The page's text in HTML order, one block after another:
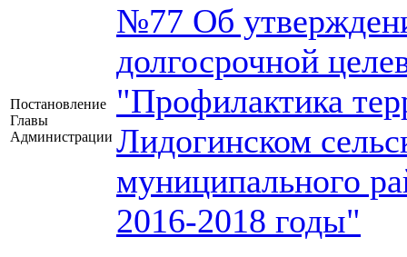
Постановление
Главы
Администрации
№77 Об
долгосрочной
"Профилактика
Лидогинском
муниципального
2016-2018 годы"